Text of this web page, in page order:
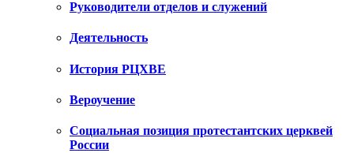
Руководители отделов и служений
Деятельность
История РЦХВЕ
Вероучение
Социальная позиция протестантских церквей
России